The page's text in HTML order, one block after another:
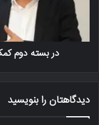
در بسته دوم
دیدگاهتان را بنویسید